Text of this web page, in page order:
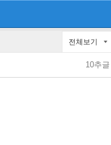
전체보기
10추글